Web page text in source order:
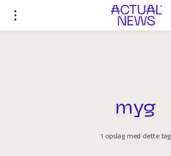
myg
1 opslag med dette tag